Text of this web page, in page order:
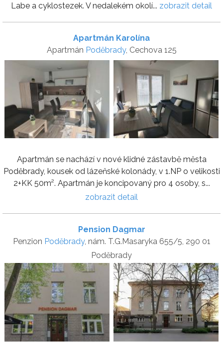
Labe a cyklostezek. V nedalekém okolí... zobrazit detail
Apartmán Karolína
Apartmán Poděbrady, Cechova 125
Apartmán se nachází v nové klidné zástavbě města
Poděbrady, kousek od lázeňské kolonády, v 1.NP o velikosti
2+KK 50m². Apartmán je koncipovaný pro 4 osoby, s...
zobrazit detail
Pension Dagmar
Penzion Poděbrady, nám. T.G.Masaryka 655/5, 290 01
Poděbrady